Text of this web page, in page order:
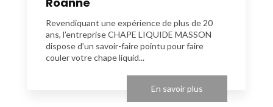
Revendiquant une expérience de plus de 20
ans, l’entreprise CHAPE LIQUIDE MASSON
dispose d’un savoir-faire pointu pour faire
couler votre chape liquid...
En savoir plus